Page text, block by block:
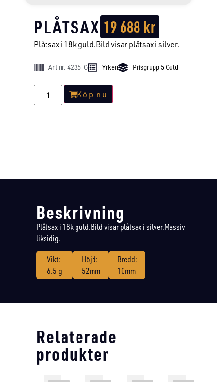
PLÅTSAX 19 688kr
Plåtsax i 18k guld.Bild visar plåtsax i silver.
Art nr. 4235-G Yrken Prisgrupp 5 Guld
Köp nu
Beskrivning
Plåtsax i 18k guld.Bild visar plåtsax i silver.Massiv
liksidig.
Vikt:
6.5 g
Höjd:
52mm
Bredd:
10mm
Relaterade
produkter